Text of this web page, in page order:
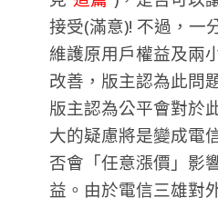
接受(滿意)! 不過，一
維護原用戶權益及兩
改善，版主認為此問
版主認為公平會對於
大的疑慮將是變成電
否會「任意漲價」影
益。由於電信三雄對